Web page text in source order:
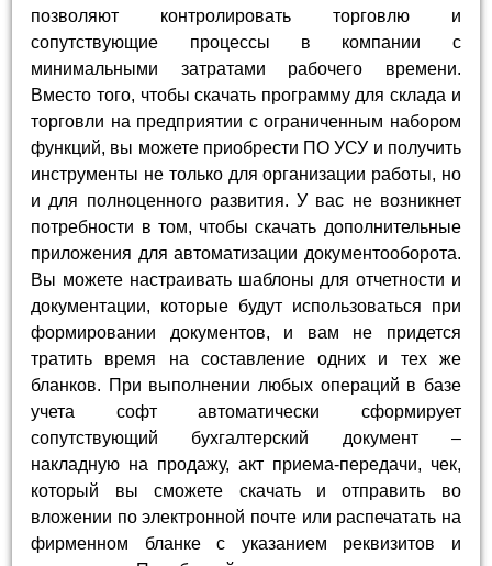
позволяют контролировать торговлю и
сопутствующие процессы в компании с
минимальными затратами рабочего времени.
Вместо того, чтобы скачать программу для склада и
торговли на предприятии с ограниченным набором
функций, вы можете приобрести ПО УСУ и получить
инструменты не только для организации работы, но
и для полноценного развития. У вас не возникнет
потребности в том, чтобы скачать дополнительные
приложения для автоматизации документооборота.
Вы можете настраивать шаблоны для отчетности и
документации, которые будут использоваться при
формировании документов, и вам не придется
тратить время на составление одних и тех же
бланков. При выполнении любых операций в базе
учета софт автоматически сформирует
сопутствующий бухгалтерский документ –
накладную на продажу, акт приема-передачи, чек,
который вы сможете скачать и отправить во
вложении по электронной почте или распечатать на
фирменном бланке с указанием реквизитов и